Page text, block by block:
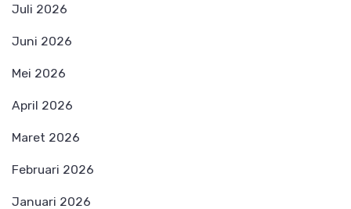
Juli 2026
Juni 2026
Mei 2026
April 2026
Maret 2026
Februari 2026
Januari 2026